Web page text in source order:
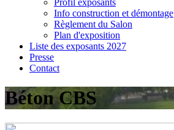
Profil exposants
Info construction et démontage
Règlement du Salon
Plan d'exposition
Liste des exposants 2027
Presse
Contact
Béton CBS